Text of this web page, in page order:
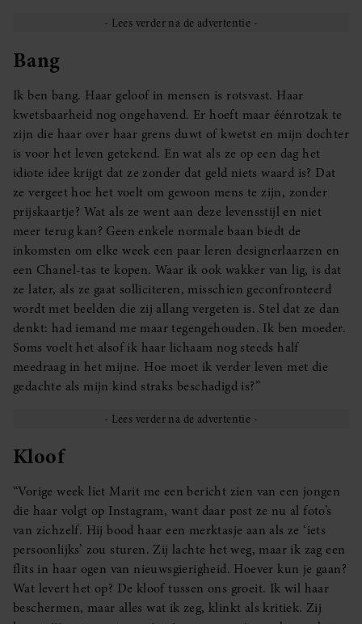
Bang
Ik ben bang. Haar geloof in mensen is rotsvast. Haar
kwetsbaarheid nog ongehavend. Er hoeft maar éénrotzak te
zijn die haar over haar grens duwt of kwetst en mijn dochter
is voor het leven getekend. En wat als ze op een dag het
idiote idee krijgt dat ze zonder dat geld niets waard is? Dat
ze vergeet hoe het voelt om gewoon mens te zijn, zonder
prijskaartje? Wat als ze went aan deze levensstijl en niet
meer terug kan? Geen enkele normale baan biedt de
inkomsten om elke week een paar leren designerlaarzen en
een Chanel-tas te kopen. Waar ik ook wakker van lig, is dat
ze later, als ze gaat solliciteren, misschien geconfronteerd
wordt met beelden die zij allang vergeten is. Stel dat ze dan
denkt: had iemand me maar tegengehouden. Ik ben moeder.
Soms voelt het alsof ik haar lichaam nog steeds half
meedraag in het mijne. Hoe moet ik verder leven met die
gedachte als mijn kind straks beschadigd is?”
Kloof
“Vorige week liet Marit me een bericht zien van een jongen
die haar volgt op Instagram, want daar post ze nu al foto’s
van zichzelf. Hij bood haar een merktasje aan als ze ‘iets
persoonlijks’ zou sturen. Zij lachte het weg, maar ik zag een
flits in haar ogen van nieuwsgierigheid. Hoever kun je gaan?
Wat levert het op? De kloof tussen ons groeit. Ik wil haar
beschermen, maar alles wat ik zeg, klinkt als kritiek. Zij